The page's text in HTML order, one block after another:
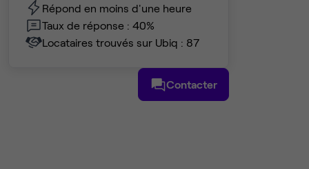
Répond en moins d'une heure
Taux de réponse : 40%
Locataires trouvés sur Ubiq : 87
Contacter